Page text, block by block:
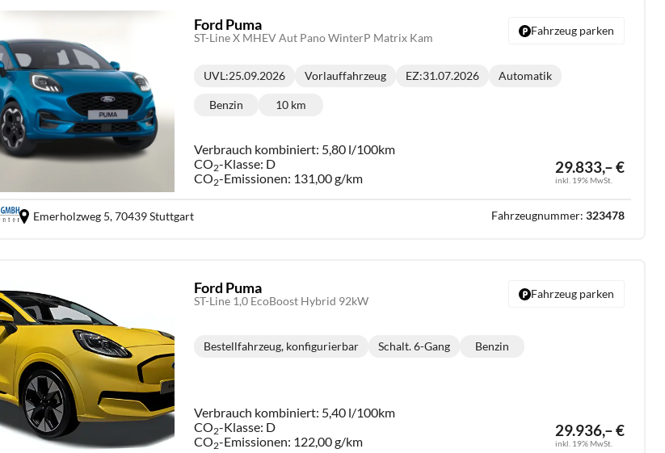
Ford Puma
ST-Line X MHEV Aut Pano WinterP Matrix Kam
29.833,– €
inkl. 19% MwSt.
Lieferzeit:
UVL:25.09.2026 Vorlauffahrzeug EZ:31.07.2026
Getriebe:
Automatik
Kraftstoff:
Benzin
Kilometerstand:
10 km
Verbrauch kombiniert: 5,80 l/100km
CO2-Klasse: D
CO2-Emissionen: 131,00 g/km
Fahrzeug parken
Emerholzweg 5,70439 Stuttgart Fahrzeugnummer: 323478
Ford Puma
ST-Line 1,0 EcoBoost Hybrid 92kW
29.936,– €
inkl. 19% MwSt.
Bestellfahrzeug, konfigurierbar
Getriebe:
Schalt. 6-Gang Benzin
Verbrauch kombiniert: 5,40 l/100km
CO2-Klasse: D
CO2-Emissionen: 122,00 g/km
Fahrzeug parken